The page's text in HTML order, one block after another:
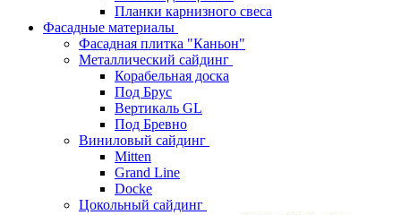
Планки карнизного свеса
Фасадные материалы
Фасадная плитка "Каньон"
Металлический сайдинг
Корабельная доска
Под Брус
Вертикаль GL
Под Бревно
Виниловый сайдинг
Mitten
Grand Line
Docke
Цокольный сайдинг